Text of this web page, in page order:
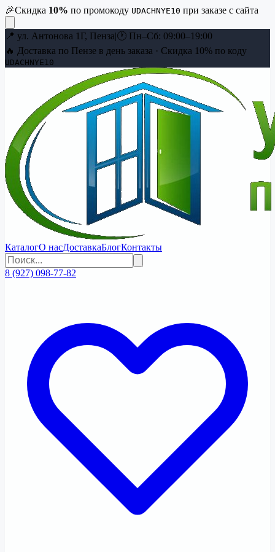
🎉Скидка 10% по промокоду UDACHNYE10 при заказе с сайта
📍 ул. Антонова 1Г, Пенза|🕐 Пн–Сб: 09:00–19:00
🔥 Доставка по Пензе в день заказа · Скидка 10% по коду
UDACHNYE10
КаталогО насДоставкаБлогКонтакты
8 (927) 098-77-82